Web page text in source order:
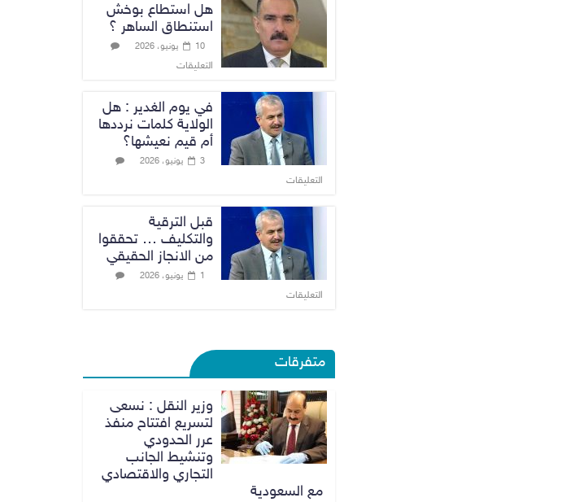
هل استطاع بوخش
استنطاق الساهر ؟
10 يونيو، 2026
التعليقات
في يوم الغدير : هل
الولاية كلمات نرددها
أم قيم نعيشها؟
3 يونيو، 2026
التعليقات
قبل الترقية
والتكليف … تحققوا
من الانجاز الحقيقي
1 يونيو، 2026
التعليقات
متفرقات
وزير النقل : نسعى
لتسريع افتتاح منفذ
عرر الحدودي
وتنشيط الجانب
التجاري والاقتصادي
مع السعودية